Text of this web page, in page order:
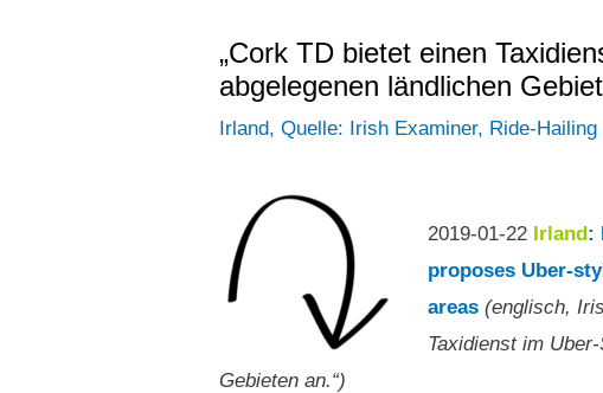
„Cork TD bietet einen
abgelegenen ländlichen
Irland,Quelle: Irish Examiner, Ride-Hailing
2019-01-22 Irland:
proposes Uber-
areas (englisch,
Taxidienst im
Gebieten an.“)